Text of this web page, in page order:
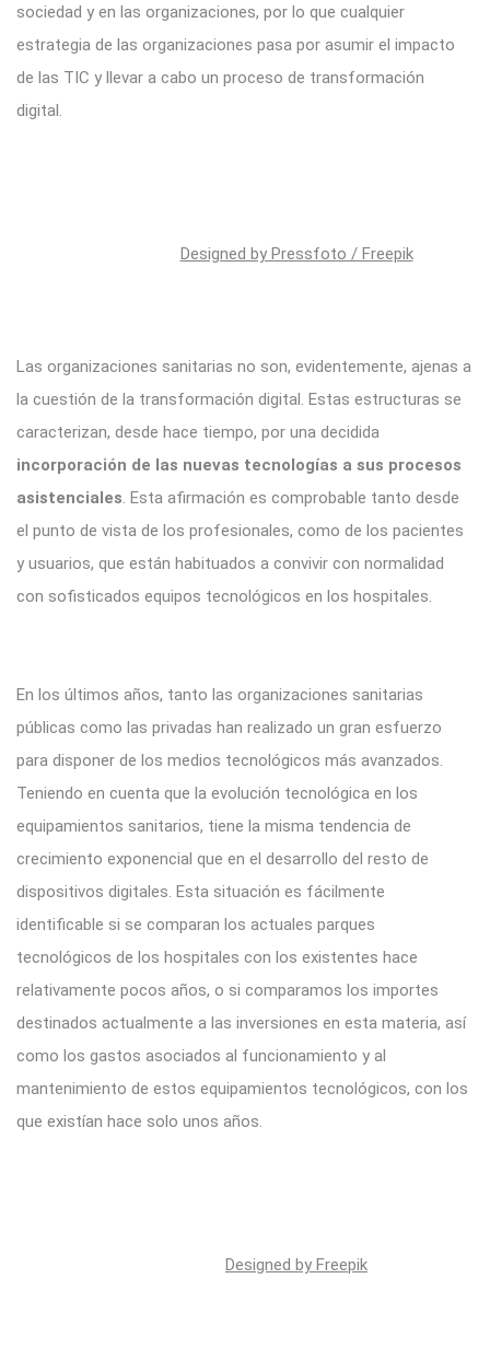
sociedad y en las organizaciones, por lo que cualquier
estrategia de las organizaciones pasa por asumir el impacto
de las TIC y llevar a cabo un proceso de transformación
digital.
Designed by Pressfoto / Freepik
Las organizaciones sanitarias no son, evidentemente, ajenas a
la cuestión de la transformación digital. Estas estructuras se
caracterizan, desde hace tiempo, por una decidida
incorporación de las nuevas tecnologías a sus procesos
asistenciales . Esta afirmación es comprobable tanto desde
el punto de vista de los profesionales, como de los pacientes
y usuarios, que están habituados a convivir con normalidad
con sofisticados equipos tecnológicos en los hospitales.
En los últimos años, tanto las organizaciones sanitarias
públicas como las privadas han realizado un gran esfuerzo
para disponer de los medios tecnológicos más avanzados.
Teniendo en cuenta que la evolución tecnológica en los
equipamientos sanitarios, tiene la misma tendencia de
crecimiento exponencial que en el desarrollo del resto de
dispositivos digitales. Esta situación es fácilmente
identificable si se comparan los actuales parques
tecnológicos de los hospitales con los existentes hace
relativamente pocos años, o si comparamos los importes
destinados actualmente a las inversiones en esta materia, así
como los gastos asociados al funcionamiento y al
mantenimiento de estos equipamientos tecnológicos, con los
que existían hace solo unos años.
Designed by Freepik